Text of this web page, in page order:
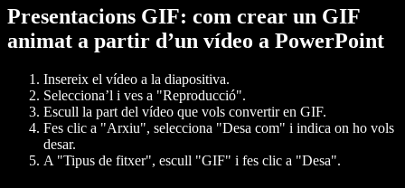
Presentacions GIF: com crear un GIF
animat a partir d’un vídeo a PowerPoint
Insereix el vídeo a la diapositiva.
Selecciona’l i ves a "Reproducció".
Escull la part del vídeo que vols convertir en GIF.
Fes clic a "Arxiu", selecciona "Desa com" i indica on ho vols
desar.
A "Tipus de fitxer", escull "GIF" i fes clic a "Desa".